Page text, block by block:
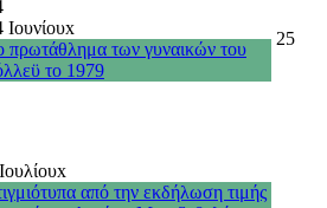
Ιουνίουx
πρωτάθλημα των γυναικών του
το 1979
25
x
από την εκδήλωση τιμής